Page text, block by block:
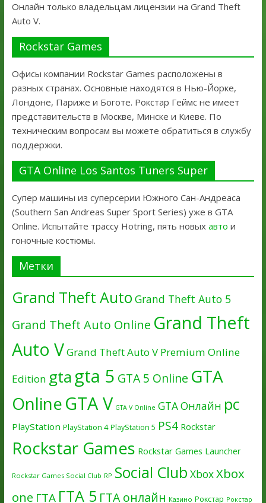
Онлайн только владельцам лицензии на Grand Theft
Auto V.
Rockstar Games
Офисы компании Rockstar Games расположены в
разных странах. Основные находятся в Нью-Йорке,
Лондоне, Париже и Боготе. Рокстар Геймс не имеет
представительств в Москве, Минске и Киеве. По
техническим вопросам вы можете обратиться в службу
поддержки.
GTA Online Los Santos Tuners Super
Супер машины из суперсерии Южного Сан-Андреаса
(Southern San Andreas Super Sport Series) уже в GTA
Online. Испытайте трассу Hotring, пять новых авто и
гоночные костюмы.
Метки
Grand Theft Auto Grand Theft Auto 5
Grand Theft Auto Online Grand Theft
Auto VGrand Theft Auto V Premium Online
Edition gtagta 5 GTA 5 Online GTA
OnlineGTA V GTA V Online GTA Онлайн pc
PlayStation PlayStation 4 PlayStation 5 PS4 Rockstar
Rockstar Games Rockstar Games Launcher
Rockstar Games Social Club RP Social Club XboxXbox
one ГТА ГТА 5 ГТА онлайн Казино Рокстар Рокстар